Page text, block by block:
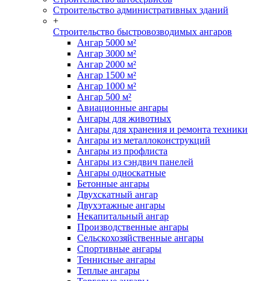
Строительство административных зданий
+
Строительство быстровозводимых ангаров
Ангар 5000 м²
Ангар 3000 м²
Ангар 2000 м²
Ангар 1500 м²
Ангар 1000 м²
Ангар 500 м²
Авиационные ангары
Ангары для животных
Ангары для хранения и ремонта техники
Ангары из металлоконструкций
Ангары из профлиста
Ангары из сэндвич панелей
Ангары односкатные
Бетонные ангары
Двухскатный ангар
Двухэтажные ангары
Некапитальный ангар
Производственные ангары
Сельскохозяйственные ангары
Спортивные ангары
Теннисные ангары
Теплые ангары